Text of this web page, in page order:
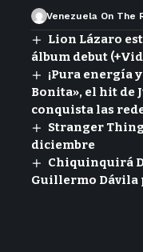
Venezuela On The
Lion Lázaro
álbum debut
¡Pura energía
Bonita», el hit de
conquista las
Stranger
diciembre
Chiquinquirá
Guillermo Dávila